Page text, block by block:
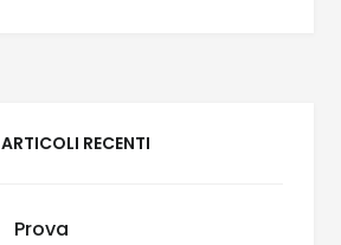
ARTICOLI RECENTI
Prova